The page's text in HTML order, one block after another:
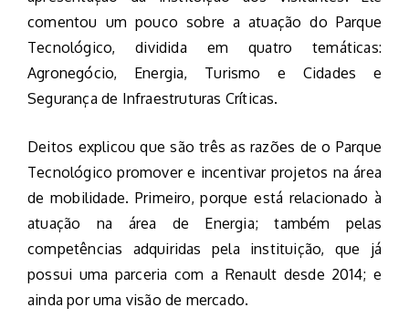
comentou um pouco sobre a atuação do Parque
Tecnológico, dividida em quatro temáticas:
Agronegócio, Energia, Turismo e Cidades e
Segurança de Infraestruturas Críticas.
Deitos explicou que são três as razões de o Parque
Tecnológico promover e incentivar projetos na área
de mobilidade. Primeiro, porque está relacionado à
atuação na área de Energia; também pelas
competências adquiridas pela instituição, que já
possui uma parceria com a Renault desde 2014; e
ainda por uma visão de mercado.